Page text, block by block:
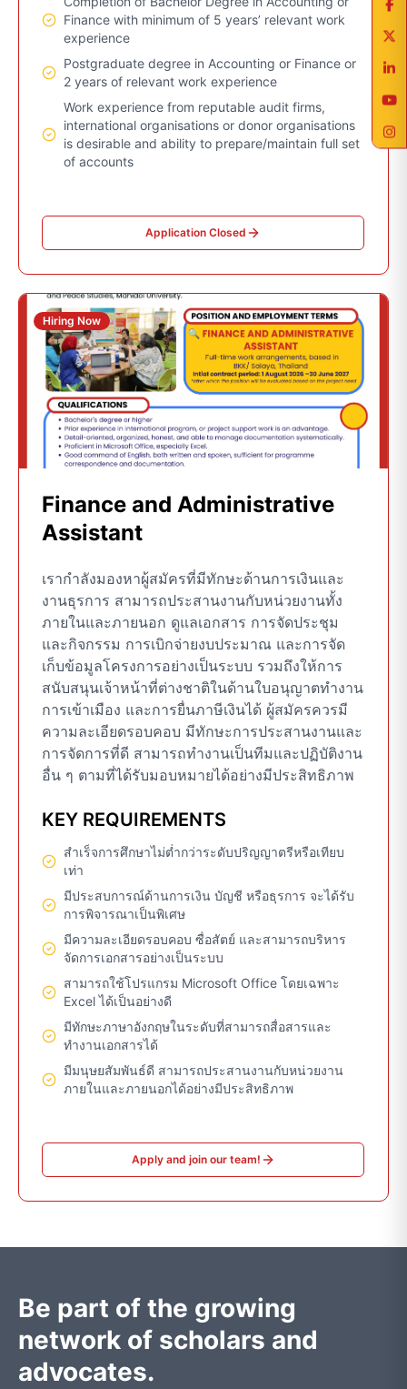
Finance with minimum of 5 years’ relevant work
experience
Postgraduate degree in Accounting or Finance or
2 years of relevant work experience
Work experience from reputable audit firms,
international organisations or donor organisations
is desirable and ability to prepare/maintain full set
of accounts
Application Closed
Hiring Now
Finance and Administrative
Assistant
เรากำลังมองหาผู้สมัครที่มีทักษะด้านการเงินและ
งานธุรการ สามารถประสานงานกับหน่วยงานทั้ง
ภายในและภายนอก ดูแลเอกสาร การจัดประชุม
และกิจกรรม การเบิกจ่ายงบประมาณ และการจัด
เก็บข้อมูลโครงการอย่างเป็นระบบ รวมถึงให้การ
สนับสนุนเจ้าหน้าที่ต่างชาติในด้านใบอนุญาตทำงาน
การเข้าเมือง และการยื่นภาษีเงินได้ ผู้สมัครควรมี
ความละเอียดรอบคอบ มีทักษะการประสานงานและ
การจัดการที่ดี สามารถทำงานเป็นทีมและปฏิบัติงาน
อื่น ๆ ตามที่ได้รับมอบหมายได้อย่างมีประสิทธิภาพ
KEY REQUIREMENTS
สำเร็จการศึกษาไม่ต่ำกว่าระดับปริญญาตรีหรือเทียบ
เท่า
มีประสบการณ์ด้านการเงิน บัญชี หรือธุรการ จะได้รับ
การพิจารณาเป็นพิเศษ
มีความละเอียดรอบคอบ ซื่อสัตย์ และสามารถบริหาร
จัดการเอกสารอย่างเป็นระบบ
สามารถใช้โปรแกรม Microsoft Office โดยเฉพาะ
Excel ได้เป็นอย่างดี
มีทักษะภาษาอังกฤษในระดับที่สามารถสื่อสารและ
ทำงานเอกสารได้
มีมนุษยสัมพันธ์ดี สามารถประสานงานกับหน่วยงาน
ภายในและภายนอกได้อย่างมีประสิทธิภาพ
Apply and join our team!
Be part of the growing
network of scholars and
advocates.